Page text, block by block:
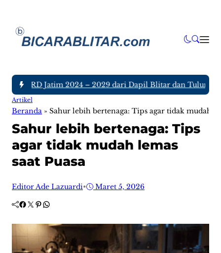
DPRD Jatim 2024 – 2029 dari Dapil Blitar dan
Artikel
Beranda » Sahur lebih bertenaga: Tips agar tidak mudah
Sahur lebih bertenaga: Tips
agar tidak mudah lemas
saat Puasa
Editor Ade Lazuardi• Maret 5, 2026
Facebook Twitter Pinterest WhatsApp